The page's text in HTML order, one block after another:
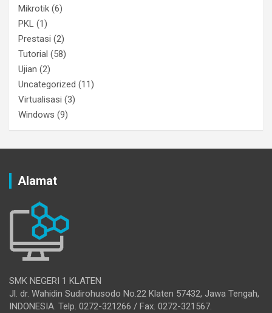
Mikrotik (6)
PKL (1)
Prestasi (2)
Tutorial (58)
Ujian (2)
Uncategorized (11)
Virtualisasi (3)
Windows (9)
Alamat
SMK NEGERI 1 KLATEN
Jl. dr. Wahidin Sudirohusodo No.22 Klaten 57432, Jawa Tengah,
INDONESIA. Telp. 0272-321266 / Fax. 0272-321567.